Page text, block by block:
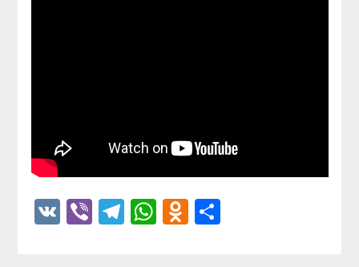
VKViberTelegram
WhatsApp
Odnoklassniki
Отправить